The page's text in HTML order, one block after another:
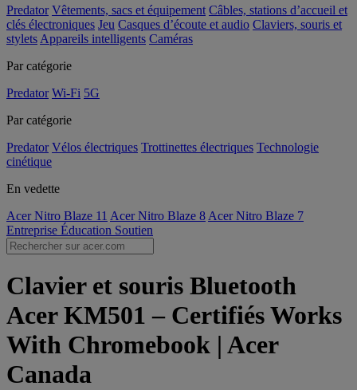
Predator Vêtements, sacs et équipement Câbles, stations d’accueil et
clés électroniques Jeu Casques d’écoute et audio Claviers, souris et
stylets Appareils intelligents Caméras
Par catégorie
Predator Wi-Fi 5G
Par catégorie
Predator Vélos électriques Trottinettes électriques Technologie
cinétique
En vedette
Acer Nitro Blaze 11 Acer Nitro Blaze 8 Acer Nitro Blaze 7
Entreprise Éducation Soutien
Clavier et souris Bluetooth
Acer KM501 – Certifiés Works
With Chromebook | Acer
Canada